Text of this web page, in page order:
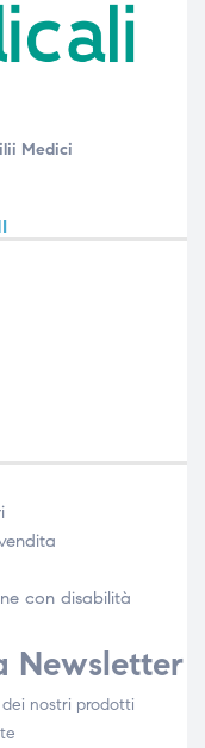
Medici
con disabilità​
Newsletter
nostri prodotti